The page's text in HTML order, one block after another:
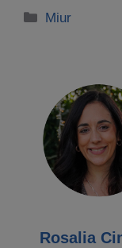
Categorie
Miur
Rosalia